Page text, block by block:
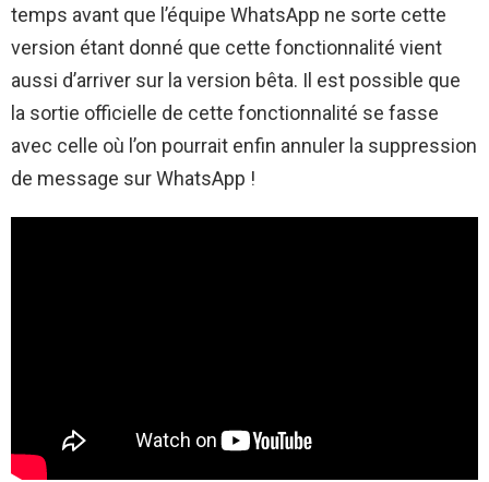
temps avant que l’équipe WhatsApp ne sorte cette
version étant donné que cette fonctionnalité vient
aussi d’arriver sur la version bêta. Il est possible que
la sortie officielle de cette fonctionnalité se fasse
avec celle où l’on pourrait enfin annuler la suppression
de message sur WhatsApp !